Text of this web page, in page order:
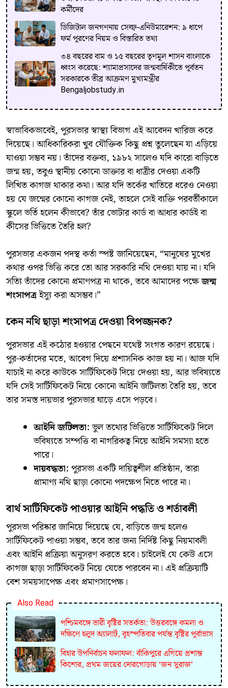
কর্মীদের
ডিজিটাল জনগণনায় সেল্ফ-এনিউমারেশন: ৯ ধাপে
ফর্ম পূরণের নিয়ম ও বিস্তারিত তথ্য
৩৪ বছরের বাম ও ১৫ বছরের তৃণমূল শাসন বাংলাকে
ধ্বংস করেছে: শ্যামাপ্রসাদের জন্মবার্ষিকীতে পূর্বতন
সরকারকে তীব্র আক্রমণ মুখ্যমন্ত্রীর
Bengaljobstudy.in
​স্বাভাবিকভাবেই, পুরসভার স্বাস্থ্য বিভাগ এই আবেদন খারিজ করে
দিয়েছে। আধিকারিকরা খুব যৌক্তিক কিছু প্রশ্ন তুলেছেন যা এড়িয়ে
যাওয়া সম্ভব নয়। তাঁদের বক্তব্য, ১৯৮২ সালেও যদি কারো বাড়িতে
জন্ম হয়, তবুও স্থানীয় কোনো ডাক্তার বা ধাত্রীর দেওয়া একটি
লিখিত কাগজ থাকার কথা। আর যদি তর্কের খাতিরে ধরেও নেওয়া
হয় যে জন্মের কোনো কাগজ নেই, তাহলে সেই ব্যক্তি পরবর্তীকালে
স্কুলে ভর্তি হলেন কীভাবে? তাঁর ভোটার কার্ড বা আধার কার্ডই বা
কীসের ভিত্তিতে তৈরি হল?
​পুরসভার একজন পদস্থ কর্তা স্পষ্ট জানিয়েছেন, “মানুষের মুখের
কথার ওপর ভিত্তি করে তো আর সরকারি নথি দেওয়া যায় না। যদি
সত্যি তাঁদের কোনো প্রমাণপত্র না থাকে, তবে আমাদের পক্ষেজন্ম
শংসাপত্রইস্যু করা অসম্ভব।”
​কেন নথি ছাড়া শংসাপত্র দেওয়া বিপজ্জনক?
​পুরসভার এই কঠোর হওয়ার পেছনে যথেষ্ট সংগত কারণ রয়েছে।
পুর-কর্তাদের মতে, আবেগ দিয়ে প্রশাসনিক কাজ হয় না। আজ যদি
যাচাই না করে কাউকে সার্টিফিকেট দিয়ে দেওয়া হয়, আর ভবিষ্যতে
যদি সেই সার্টিফিকেট নিয়ে কোনো আইনি জটিলতা তৈরি হয়, তবে
তার সমস্ত দায়ভার পুরসভার ঘাড়ে এসে পড়বে।
আইনি জটিলতা:ভুল তথ্যের ভিত্তিতে সার্টিফিকেট দিলে
ভবিষ্যতে সম্পত্তি বা নাগরিকত্ব নিয়ে আইনি সমস্যা হতে
পারে।
দায়বদ্ধতা: পুরসভা একটি দায়িত্বশীল প্রতিষ্ঠান, তারা
প্রামাণ্য নথি ছাড়া কোনো পদক্ষেপ নিতে পারে না।
​বার্থ সার্টিফিকেট পাওয়ার আইনি পদ্ধতি ও শর্তাবলী
​পুরসভা পরিষ্কার জানিয়ে দিয়েছে যে, বাড়িতে জন্ম হলেও
সার্টিফিকেট পাওয়া সম্ভব, তবে তার জন্য নির্দিষ্ট কিছু নিয়মাবলী
এবং আইনি প্রক্রিয়া অনুসরণ করতে হবে। চাইলেই যে কেউ এসে
কাগজ ছাড়া সার্টিফিকেট নিয়ে যেতে পারবেন না। এই প্রক্রিয়াটি
বেশ সময়সাপেক্ষ এবং প্রমাণসাপেক্ষ।
Also Read
পশ্চিমবঙ্গে ভারী বৃষ্টির সতর্কতা: উত্তরবঙ্গে কমলা ও
দক্ষিণে হলুদ অ্যালার্ট, বৃহস্পতিবার পর্যন্ত বৃষ্টির পূর্বাভাস
বিহার উপনির্বাচন ফলাফল: বাঁকিপুরে এগিয়ে প্রশান্ত
কিশোর, প্রথম জয়ের দোরগোড়ায় ‘জন সুরাজ’